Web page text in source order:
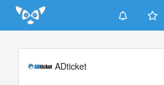
Update cookies preferences
ADticket